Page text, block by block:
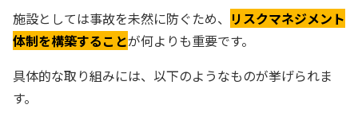
施設としては事故を未然に防ぐため、 リスクマネジメント
体制を構築することが何よりも重要です。
具体的な取り組みには、以下のようなものが挙げられま
す。